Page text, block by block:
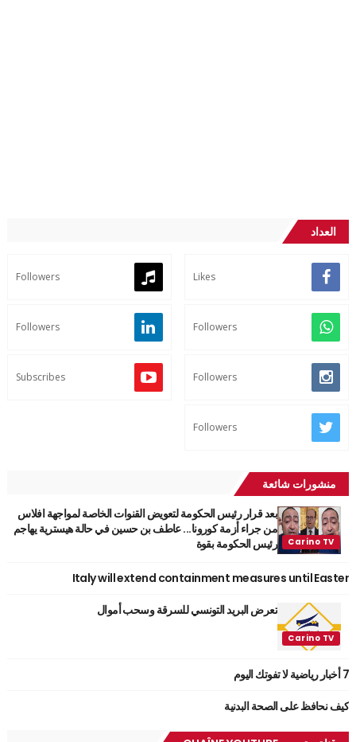
العداد
Likes
Followers
Followers
Followers
Followers
Subscribes
Followers
منشورات شائعة
بعد قرار رئيس الحكومة لتعويض القنوات الخاصة لمواجهة افلاس
من جراء أزمة كورونا... عاطف بن حسين في حالة هيسترية يهاجم
رئيس الحكومة بقوة
Italy will extend containment measures until Easter
تعرض البريد التونسي للسرقة وسحب أموال
7 أخبار رياضية لا تفوتك اليوم
كيف نحافظ على الصحة البدنية